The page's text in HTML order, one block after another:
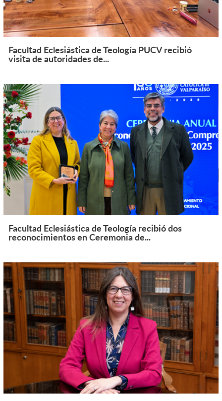
Facultad Eclesiástica de Teología PUCV recibió
visita de autoridades de...
Facultad Eclesiástica de Teología recibió dos
reconocimientos en Ceremonia de...